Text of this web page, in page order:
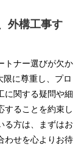
外構工事す
トナー選びが欠か
に尊重し、プロ
に関する疑問や細
することを約束し
る方は、まずはお
わせを心よりお待